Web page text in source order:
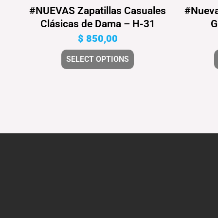
#NUEVAS Zapatillas Casuales
Clásicas de Dama – H-31
$ 850,00
SELECT OPTIONS